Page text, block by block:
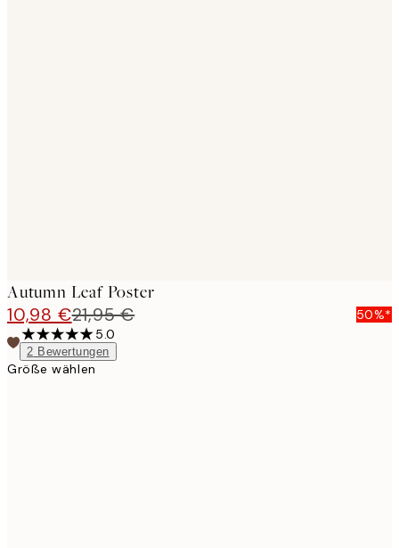
Autumn Leaf Poster
10,98 €21,95 €
50%*
5.0
2 Bewertungen
Größe wählen